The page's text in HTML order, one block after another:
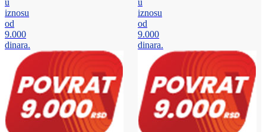
u
iznosu
od
9.000
dinara.
u
iznosu
od
9.000
dinara.